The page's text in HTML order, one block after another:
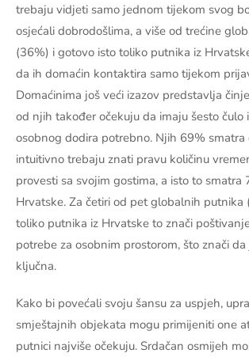
trebaju vidjeti samo jednom tijekom svog
osjećali dobrodošlima, a više od trećine
(36%) i gotovo isto toliko putnika iz
da ih domaćin kontaktira samo tijekom
Domaćinima još veći izazov predstavlja
od njih također očekuju da imaju šesto čulo
osobnog dodira potrebno. Njih 69% smatra
intuitivno trebaju znati pravu količinu
provesti sa svojim gostima, a isto to smatra
Hrvatske. Za četiri od pet globalnih putnika
toliko putnika iz Hrvatske to znači
potrebe za osobnim prostorom, što znači
ključna.
Kako bi povećali svoju šansu za uspjeh,
smještajnih objekata mogu primijeniti one
putnici najviše očekuju. Srdačan osmijeh